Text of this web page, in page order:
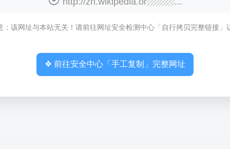
：该网址与本站无关！请前往网址安全检测中心「自行拷贝完整链接」
❖ 前往安全中心「手工复制」完整网址